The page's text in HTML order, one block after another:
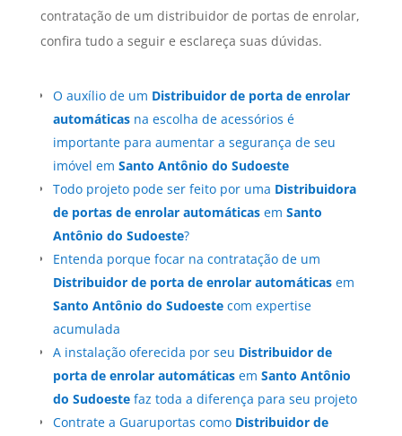
contratação de um distribuidor de portas de enrolar,
confira tudo a seguir e esclareça suas dúvidas.
O auxílio de um Distribuidor de porta de enrolar
automáticasna escolha de acessórios é
importante para aumentar a segurança de seu
imóvel em Santo Antônio do Sudoeste
Todo projeto pode ser feito por uma Distribuidora
de portas de enrolar automáticasem Santo
Antônio do Sudoeste?
Entenda porque focar na contratação de um
Distribuidor de porta de enrolar automáticasem
Santo Antônio do Sudoestecom expertise
acumulada
A instalação oferecida por seu Distribuidor de
porta de enrolar automáticasem Santo Antônio
do Sudoestefaz toda a diferença para seu projeto
Contrate a Guaruportas como Distribuidor de